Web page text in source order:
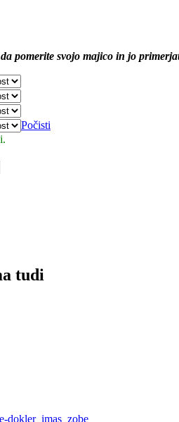
pomerite svojo majico in jo
Počisti
tudi